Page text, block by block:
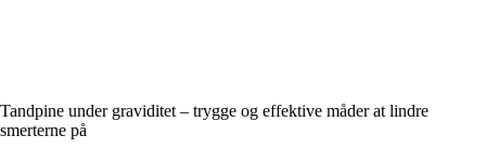
Tandpine under graviditet – trygge og effektive måder at lindre
smerterne på